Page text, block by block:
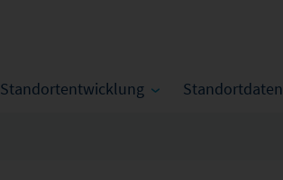
Standortentwicklung Standortdaten